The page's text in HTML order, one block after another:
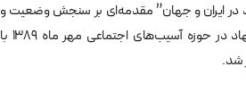
ایران و جهان” مقدمه‌­ای بر سنجش وضعیت و
نیازسنجی سازمان­‌های مردم­ نهاد در حوزه آسیب‌‌های اجتماعی مهر ماه 1389 با
شد.